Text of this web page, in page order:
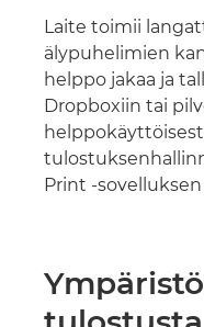
Laite toimii
älypuhelimien
helppo jakaa ja
Dropboxiin tai
Print -sovelluksen